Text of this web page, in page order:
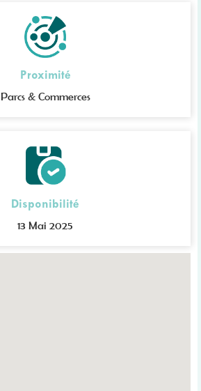
Proximité
Parcs & Commerces
Disponibilité
13 Mai 2025